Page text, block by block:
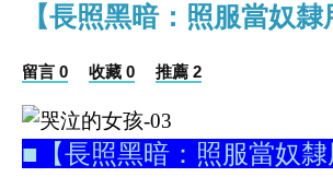
【長照黑暗：照服當奴隸
留言 0 收藏 0 推薦 2
■【長照黑暗：照服當奴隸